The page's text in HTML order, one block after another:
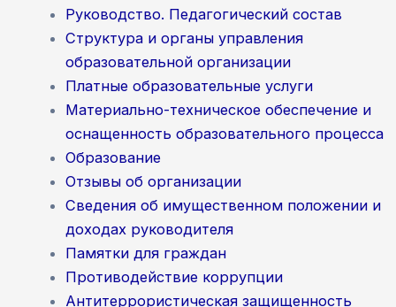
Руководство. Педагогический состав
Структура и органы управления
образовательной организации
Платные образовательные услуги
Материально-техническое обеспечение и
оснащенность образовательного процесса
Образование
Отзывы об организации
Сведения об имущественном положении и
доходах руководителя
Памятки для граждан
Противодействие коррупции
Антитеррористическая защищенность